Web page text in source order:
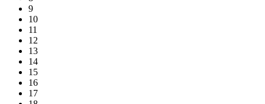
9
10
11
12
13
14
15
16
17